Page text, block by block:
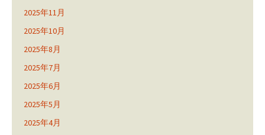
2025年11月
2025年10月
2025年8月
2025年7月
2025年6月
2025年5月
2025年4月